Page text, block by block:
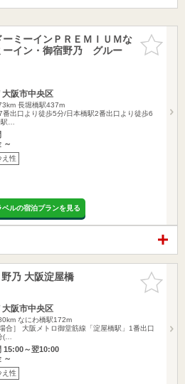
お気に入
りに追加
ミーインＰＲＥＭＩＵＭな
ーイン・御宿野乃 グルー
大阪市中央区
長堀橋駅437m
番出口より徒歩5分/日本橋駅2番出口より徒歩6
…
～
え性
ベルの宿泊プランを見る
お気に入
りに追加
乃 大阪淀屋橋
大阪市中央区
なにわ橋駅172m
場合］ 大阪メトロ御堂筋線「淀屋橋駅」1番出口
(…
15:00～翌10:00
～
え性